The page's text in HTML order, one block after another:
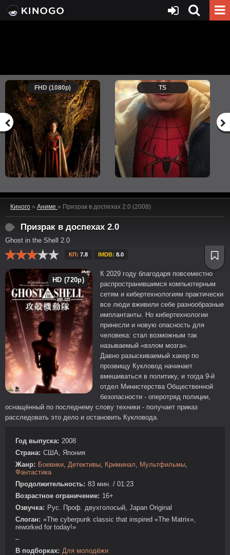
FHD (1080p) TS
Киного » Аниме » Призрак в доспехах 2.0 (2008)
Призрак в доспехах 2.0
Ghost in the Shell 2.0
КП: 7.8 IMDB: 8.0
HD (720p)
К 2029 году благодаря повсеместно
распространившимся компьютерным
сетям и кибертехнологиям практически
все люди вживили себе разнообразные
имплантанты. Но кибертехнологии
принесли и новую опасность для
человека: стал возможным так
называемый «взлом мозга».
Давно разыскиваемый хакер по
прозвищу Кукловод начинает
вмешиваться в политику, и тогда 9-й
отдел Министерства Общественной
безопасности - оперотряд полиции,
оснащённый по последнему слову техники - получает приказ
расследовать это дело и остановить Кукловода.
Год выпуска: 2008
Страна: США, Япония
Жанр: Боевики, Детективы, Криминал, Мультфильмы,
Фантастика
Продолжительность: 83 мин. / 01:23
Возрастное ограничение: 16+
Озвучка: Рус. Проф. двухголосый, Japan Original
Слоган: «The cyberpunk classic that inspired «The Matrix»,
reworked for today!»
–
В подборках: Для молодёжи